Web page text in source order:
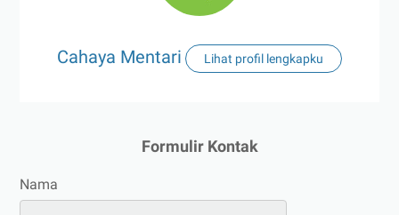
Cahaya Mentari Lihat profil lengkapku
Formulir Kontak
Nama